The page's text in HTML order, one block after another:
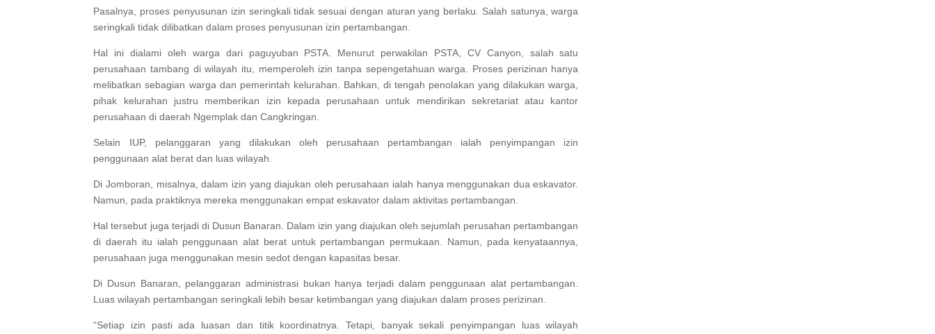
Pasalnya, proses penyusunan izin seringkali tidak sesuai dengan aturan yang berlaku. Salah satunya, warga
seringkali tidak dilibatkan dalam proses penyusunan izin pertambangan.
Hal ini dialami oleh warga dari paguyuban PSTA. Menurut perwakilan PSTA, CV Canyon, salah satu
perusahaan tambang di wilayah itu, memperoleh izin tanpa sepengetahuan warga. Proses perizinan hanya
melibatkan sebagian warga dan pemerintah kelurahan. Bahkan, di tengah penolakan yang dilakukan warga,
pihak kelurahan justru memberikan izin kepada perusahaan untuk mendirikan sekretariat atau kantor
perusahaan di daerah Ngemplak dan Cangkringan.
Selain IUP, pelanggaran yang dilakukan oleh perusahaan pertambangan ialah penyimpangan izin
penggunaan alat berat dan luas wilayah.
Di Jomboran, misalnya, dalam izin yang diajukan oleh perusahaan ialah hanya menggunakan dua eskavator.
Namun, pada praktiknya mereka menggunakan empat eskavator dalam aktivitas pertambangan.
Hal tersebut juga terjadi di Dusun Banaran. Dalam izin yang diajukan oleh sejumlah perusahan pertambangan
di daerah itu ialah penggunaan alat berat untuk pertambangan permukaan. Namun, pada kenyataannya,
perusahaan juga menggunakan mesin sedot dengan kapasitas besar.
Di Dusun Banaran, pelanggaran administrasi bukan hanya terjadi dalam penggunaan alat pertambangan.
Luas wilayah pertambangan seringkali lebih besar ketimbangan yang diajukan dalam proses perizinan.
“Setiap izin pasti ada luasan dan titik koordinatnya. Tetapi, banyak sekali penyimpangan luas wilayah